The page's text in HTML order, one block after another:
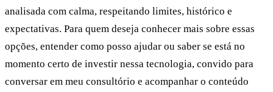
analisada com calma, respeitando limites, histórico e
expectativas. Para quem deseja conhecer mais sobre essas
opções, entender como posso ajudar ou saber se está no
momento certo de investir nessa tecnologia, convido para
conversar em meu consultório e acompanhar o conteúdo